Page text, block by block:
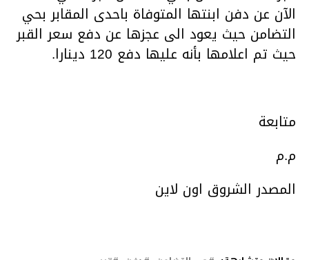
الآن عن دفن ابنتها المتوفاة باحدى المقابر بحي
التضامن حيث يعود الى عجزها عن دفع سعر القبر
حيث تم اعلامها بأنه عليها دفع 120 دينارا.
متابعة
م.م
المصدر الشروق اون لاين